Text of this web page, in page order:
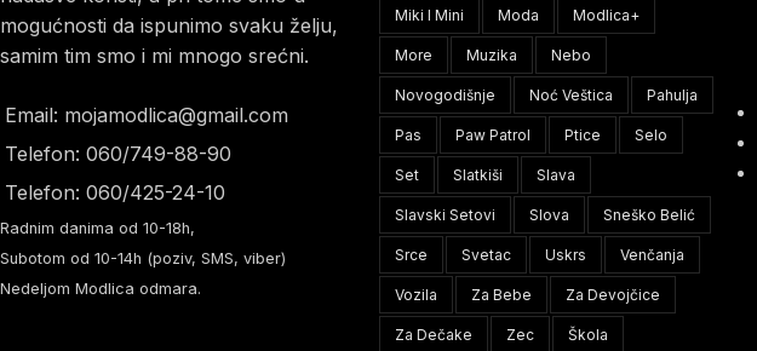
mogućnosti da ispunimo svaku želju,
samim tim smo i mi mnogo srećni.
Email: mojamodlica@gmail.com
Telefon: 060/749-88-90
Telefon: 060/425-24-10
Radnim danima od 10-18h,
Subotom od 10-14h (poziv, SMS, viber)
Nedeljom Modlica odmara.
Miki I Mini Moda Modlica+
More Muzika Nebo
Novogodišnje Noć Veštica Pahulja
Pas Paw Patrol Ptice Selo
Set Slatkiši Slava
Slavski Setovi Slova Sneško Belić
Srce Svetac Uskrs Venčanja
Vozila Za Bebe Za Devojčice
Za Dečake Zec Škola